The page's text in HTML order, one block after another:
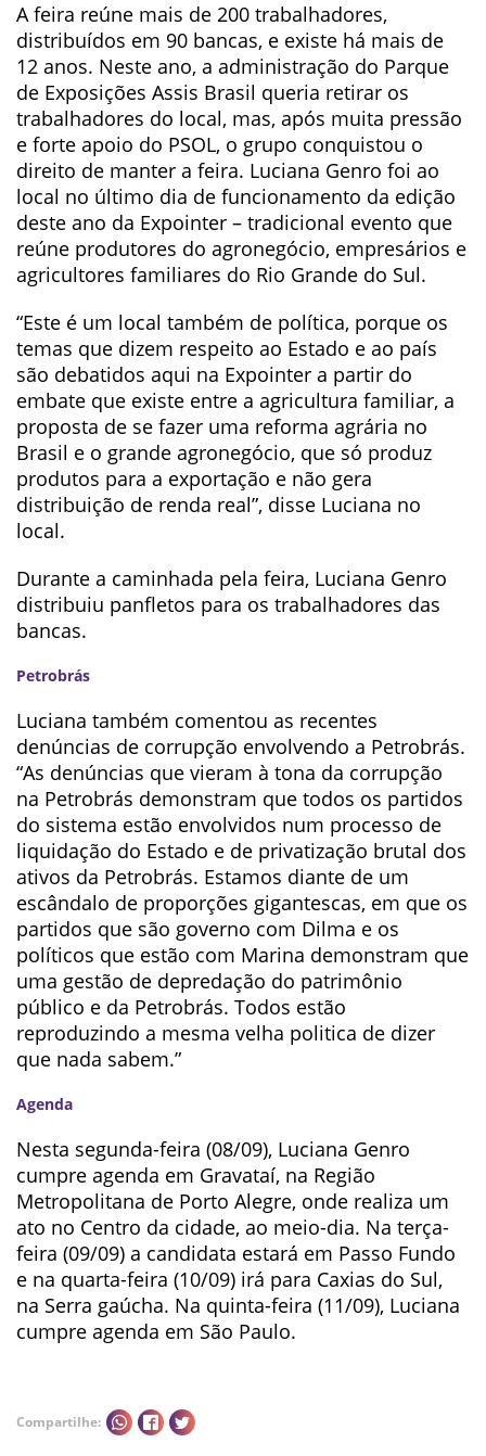
A feira reúne mais de 200 trabalhadores,
distribuídos em 90 bancas, e existe há mais de
12 anos. Neste ano, a administração do Parque
de Exposições Assis Brasil queria retirar os
trabalhadores do local, mas, após muita pressão
e forte apoio do PSOL, o grupo conquistou o
direito de manter a feira. Luciana Genro foi ao
local no último dia de funcionamento da edição
deste ano da Expointer – tradicional evento que
reúne produtores do agronegócio, empresários e
agricultores familiares do Rio Grande do Sul.
“Este é um local também de política, porque os
temas que dizem respeito ao Estado e ao país
são debatidos aqui na Expointer a partir do
embate que existe entre a agricultura familiar, a
proposta de se fazer uma reforma agrária no
Brasil e o grande agronegócio, que só produz
produtos para a exportação e não gera
distribuição de renda real”, disse Luciana no
local.
Durante a caminhada pela feira, Luciana Genro
distribuiu panfletos para os trabalhadores das
bancas.
Petrobrás
Luciana também comentou as recentes
denúncias de corrupção envolvendo a Petrobrás.
“As denúncias que vieram à tona da corrupção
na Petrobrás demonstram que todos os partidos
do sistema estão envolvidos num processo de
liquidação do Estado e de privatização brutal dos
ativos da Petrobrás. Estamos diante de um
escândalo de proporções gigantescas, em que os
partidos que são governo com Dilma e os
políticos que estão com Marina demonstram que
uma gestão de depredação do patrimônio
público e da Petrobrás. Todos estão
reproduzindo a mesma velha politica de dizer
que nada sabem.”
Agenda
Nesta segunda-feira (08/09), Luciana Genro
cumpre agenda em Gravataí, na Região
Metropolitana de Porto Alegre, onde realiza um
ato no Centro da cidade, ao meio-dia. Na terça-
feira (09/09) a candidata estará em Passo Fundo
e na quarta-feira (10/09) irá para Caxias do Sul,
na Serra gaúcha. Na quinta-feira (11/09), Luciana
cumpre agenda em São Paulo.
Compartilhe: